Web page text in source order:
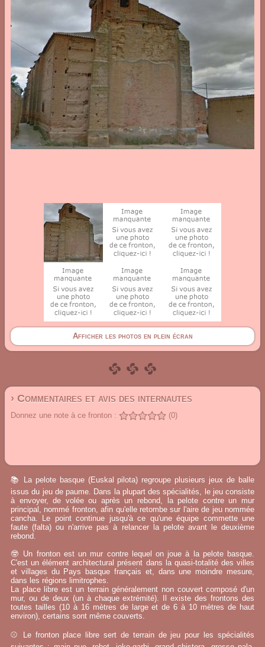
Afficher les photos en plein écran
› Commentaires et avis des internautes
Donnez une note à ce fronton : (0)
📚 La pelote basque (Euskal pilota) regroupe plusieurs jeux de balle
issus du jeu de paume. Dans la plupart des spécialités, le jeu consiste
à envoyer, de volée ou après un rebond, la pelote contre un mur
principal, nommé fronton, afin qu'elle retombe sur l'aire de jeu nommée
cancha. Le point continue jusqu'à ce qu'une équipe commette une
faute (falta) ou n'arrive pas à relancer la pelote avant le deuxième
rebond.
🤓 Un fronton est un mur contre lequel on joue à la pelote basque.
C'est un élément architectural présent dans la quasi-totalité des villes
et villages du Pays basque français et, dans une moindre mesure,
dans les régions limitrophes.
La place libre est un terrain généralement non couvert composé d'un
mur, ou de deux (un à chaque extrémité). Il existe des frontons des
toutes tailles (10 à 16 mètres de large et de 6 à 10 mètres de haut
environ), certains sont même couverts.
⚾ Le fronton place libre sert de terrain de jeu pour les spécialités